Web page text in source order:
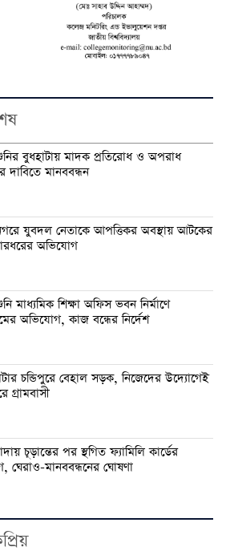
বুধহাটায় মাদক প্রতিরোধ ও অপরাধ
দাবিতে মানববন্ধন
যুবদল নেতাকে আপত্তিকর অবস্থায় আটকের
অভিযোগ
মাধ্যমিক শিক্ষা অফিস ভবন নির্মাণে
অভিযোগ, কাজ বন্ধের নির্দেশ
চন্ডিপুরে বেহাল সড়ক, নিজেদের উদ্যোগেই
গ্রামবাসী
চূড়ান্তের পর স্থগিত ফ্যামিলি কার্ডের
ঘেরাও-মানববন্ধনের ঘোষণা